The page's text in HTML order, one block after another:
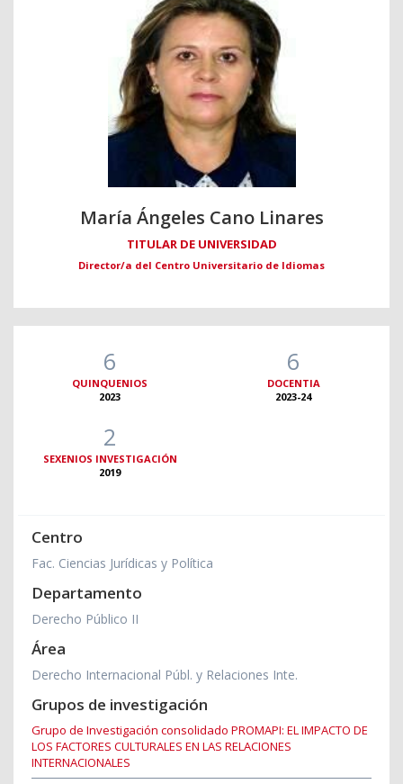
María Ángeles Cano Linares
TITULAR DE UNIVERSIDAD
Director/a del Centro Universitario de Idiomas
6
QUINQUENIOS
2023
6
DOCENTIA
2023-24
2
SEXENIOS INVESTIGACIÓN
2019
Centro
Fac. Ciencias Jurídicas y Política
Departamento
Derecho Público II
Área
Derecho Internacional Públ. y Relaciones Inte.
Grupos de investigación
Grupo de Investigación consolidado PROMAPI: EL IMPACTO DE
LOS FACTORES CULTURALES EN LAS RELACIONES
INTERNACIONALES